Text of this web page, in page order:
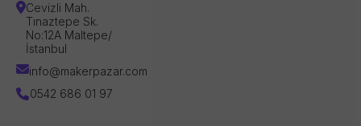
Cevizli Mah.
Tınaztepe Sk.
No:12A Maltepe/
İstanbul
info@makerpazar.com
0542 686 01 97